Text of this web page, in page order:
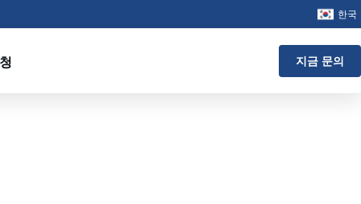
한국
지금 문의